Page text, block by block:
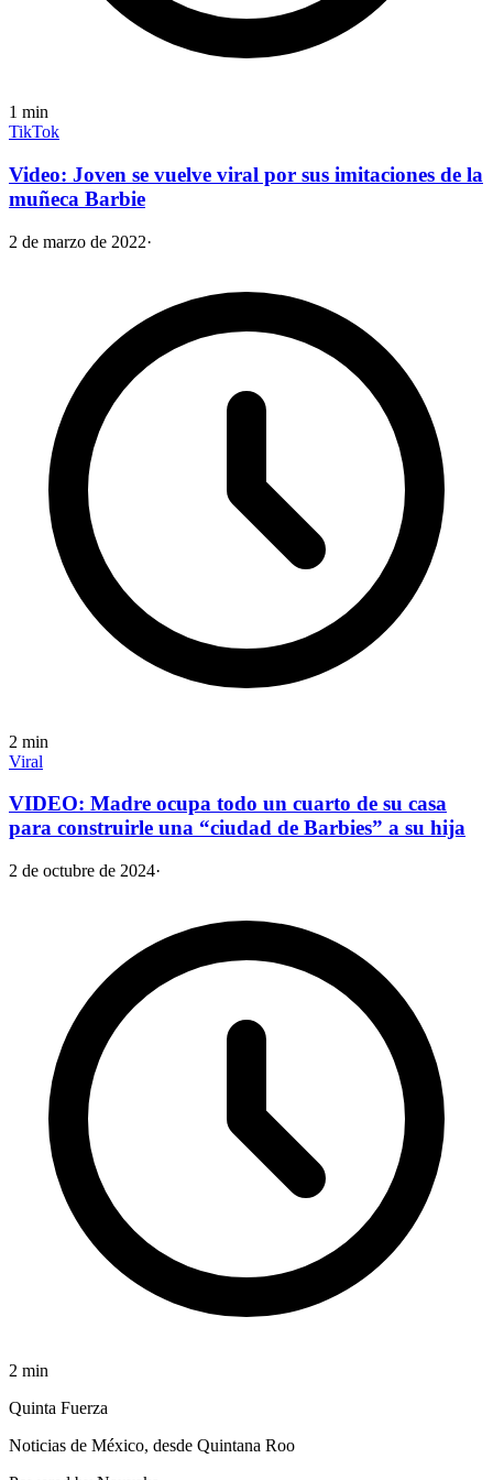
1 min
TikTok
Video: Joven se vuelve viral por sus imitaciones de la
muñeca Barbie
2 de marzo de 2022·
2 min
Viral
VIDEO: Madre ocupa todo un cuarto de su casa
para construirle una “ciudad de Barbies” a su hija
2 de octubre de 2024·
2 min
Quinta Fuerza
Noticias de México, desde Quintana Roo